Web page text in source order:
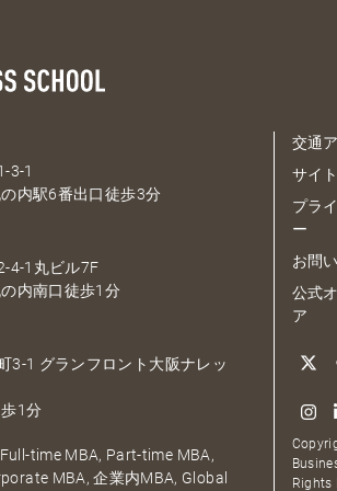
3-1
内駅6番出口徒歩3分
4-1丸ビル7F
内南口徒歩1分
3-1 グランフロント大阪ナレッ
1分
time MBA, Part-time MBA,
MBA, 企業内MBA, Global
交通
サイ
プラ
ー
お問
公式
ア
Rights